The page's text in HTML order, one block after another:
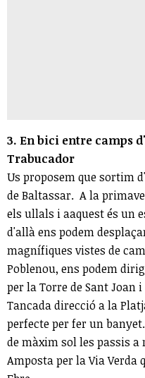
3. En bici entre camps
Trabucador
Us proposem que sortim
de Baltassar. A la
els ullals i aaquest és un
d'allà ens podem
magnífiques vistes de
Poblenou, ens podem
per la Torre de Sant
Tancada direcció a la
perfecte per fer un
de màxim sol les passis
Amposta per la Via